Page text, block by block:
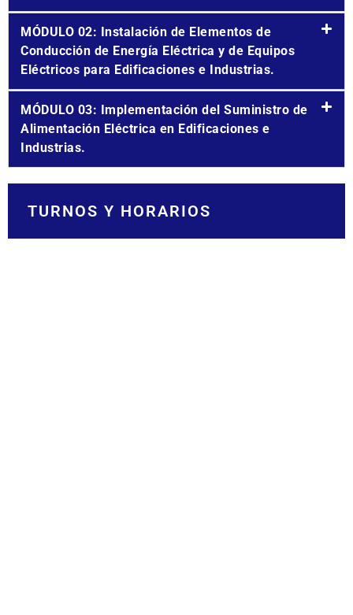
MÓDULO 02: Instalación de Elementos de
Conducción de Energía Eléctrica y de Equipos
Eléctricos para Edificaciones e Industrias.
MÓDULO 03: Implementación del Suministro de
Alimentación Eléctrica en Edificaciones e
Industrias.
TURNOS Y HORARIOS